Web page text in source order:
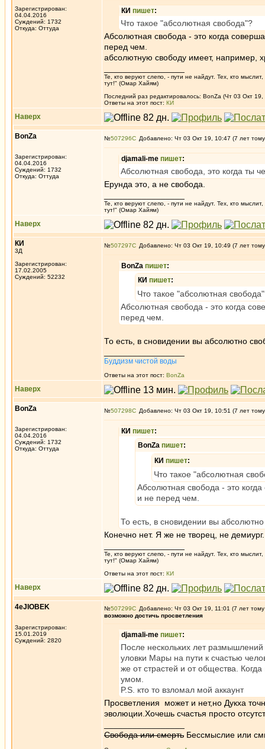
Зарегистрирован:
04.04.2016
Суждений: 1732
Откуда: Oттyдa
КИ пишет:
Что такое "абсолютная свобода"?
Абсолютная свобода - это когда
перед чем.
абсолютную свободу имеет, например,
Те, кто веруют слепо, - пути не найдут. Тех, кто
тут!" (Омар Хайям)
Последний раз редактировалось: BonZa (Чт 03 Окт 19,
Ответы на этот пост: КИ
Наверх
BonZa
Зарегистрирован:
04.04.2016
Суждений: 1732
Откуда: Oттyдa
№507296 Добавлено: Чт 03 Окт 19, 10:47 (7 лет
djamali-me пишет:
Абсолютная свобода, это когда ты
Ерунда это, а не свобода.
Те, кто веруют слепо, - пути не найдут. Тех, кто
тут!" (Омар Хайям)
Наверх
КИ
3Д
Зарегистрирован:
17.02.2005
Суждений: 52232
№507297 Добавлено: Чт 03 Окт 19, 10:49 (7 лет
BonZa пишет:
КИ пишет:
Что такое "абсолютная
Абсолютная свобода - это когда
перед чем.
То есть, в сновидении вы абсолютно
Буддизм чистой воды
Ответы на этот пост: BonZa
Наверх
BonZa
Зарегистрирован:
04.04.2016
Суждений: 1732
Откуда: Oттyдa
№507298 Добавлено: Чт 03 Окт 19, 10:51 (7 лет
КИ пишет:
BonZa пишет:
КИ пишет:
Что такое "абсолютная
Абсолютная свобода - это
и не перед чем.
То есть, в сновидении вы
Конечно нет. Я же не творец, не
Те, кто веруют слепо, - пути не найдут. Тех, кто
тут!" (Омар Хайям)
Ответы на этот пост: КИ
Наверх
4eJIOBEK
Зарегистрирован:
15.01.2019
Суждений: 2820
№507299
Добавлено: Чт 03 Окт 19, 11:01 (7 лет
возможно достичь просветления
djamali-me пишет:
После нескольких лет размышлений
уловки Мары на пути к счастью
же от страстей и от общества.
умом.
P.S. кто то взломал мой аккаунт
Просветления может и нет,но Дукха
эволюции.Хочешь счастья просто
Свобода или смерть Бессмыслие или